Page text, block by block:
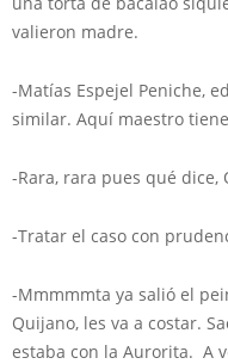
valieron madre.
-Matías Espejel Peniche,
similar. Aquí maestro
-Rara, rara pues qué dice,
-Tratar el caso con
-Mmmmmta ya salió el
Quijano, les va a costar.
estaba con la Aurorita. A